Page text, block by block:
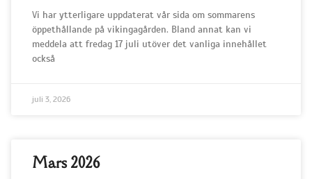
Vi har ytterligare uppdaterat vår sida om sommarens
öppethållande på vikingagården. Bland annat kan vi
meddela att fredag 17 juli utöver det vanliga innehållet
också
juli 3, 2026
Mars 2026